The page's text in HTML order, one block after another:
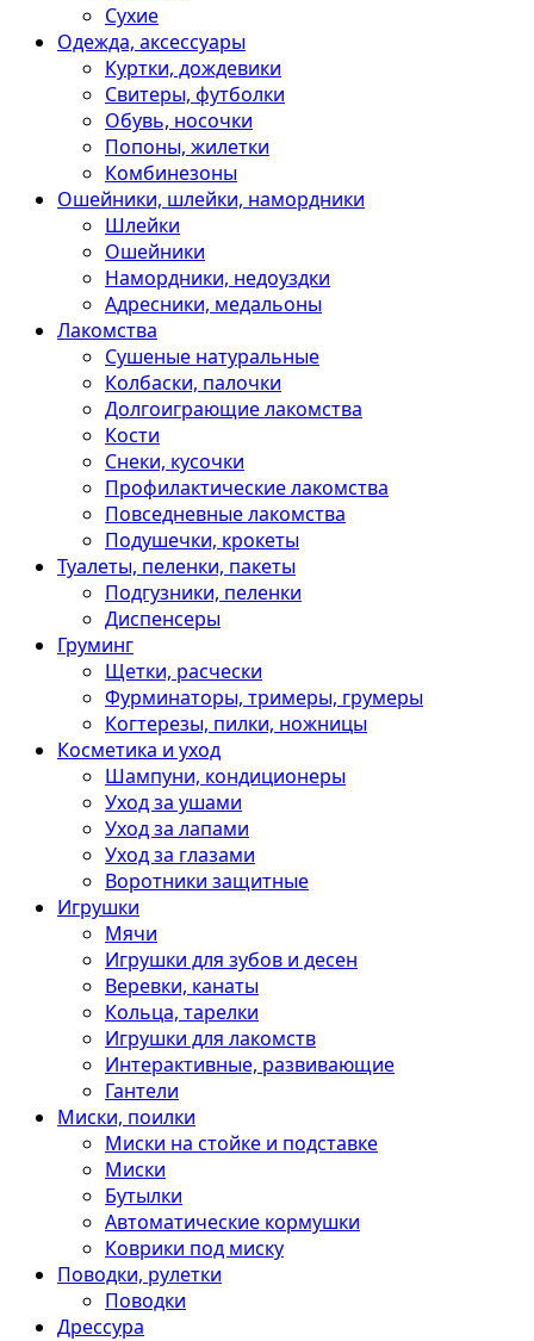
Сухие
Одежда, аксессуары
Куртки, дождевики
Свитеры, футболки
Обувь, носочки
Попоны, жилетки
Комбинезоны
Ошейники, шлейки, намордники
Шлейки
Ошейники
Намордники, недоуздки
Адресники, медальоны
Лакомства
Сушеные натуральные
Колбаски, палочки
Долгоиграющие лакомства
Кости
Снеки, кусочки
Профилактические лакомства
Повседневные лакомства
Подушечки, крокеты
Туалеты, пеленки, пакеты
Подгузники, пеленки
Диспенсеры
Груминг
Щетки, расчески
Фурминаторы, тримеры, грумеры
Когтерезы, пилки, ножницы
Косметика и уход
Шампуни, кондиционеры
Уход за ушами
Уход за лапами
Уход за глазами
Воротники защитные
Игрушки
Мячи
Игрушки для зубов и десен
Веревки, канаты
Кольца, тарелки
Игрушки для лакомств
Интерактивные, развивающие
Гантели
Миски, поилки
Миски на стойке и подставке
Миски
Бутылки
Автоматические кормушки
Коврики под миску
Поводки, рулетки
Поводки
Дрессура